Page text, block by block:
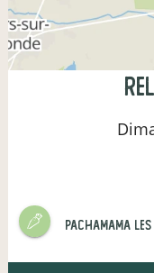
Pachamama